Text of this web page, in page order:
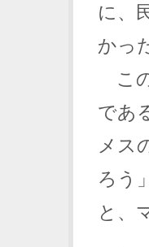
に、
かっ
こ
であ
メス
ろう
と、